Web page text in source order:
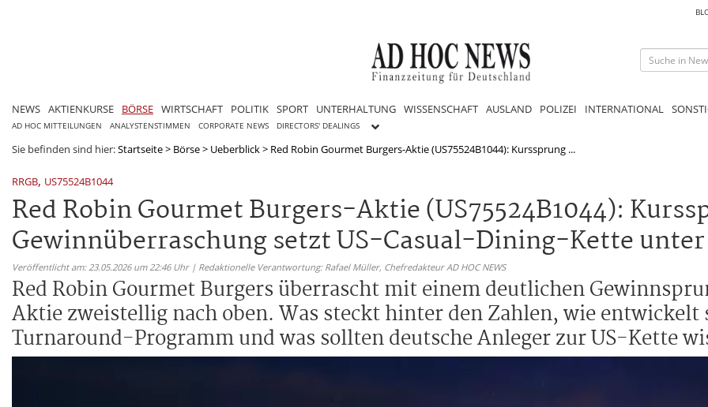
NEWS AKTIENKURSE BÖRSE WIRTSCHAFT POLITIK SPORT UNTERHALTUNG WISSENSCHAFT AUSLAND POLIZEI INTERNATIONAL
AD HOC MITTEILUNGEN ANALYSTENSTIMMEN CORPORATE NEWS DIRECTORS' DEALINGS
Sie befinden sind hier:Startseite> Börse> Ueberblick> Red Robin Gourmet Burgers-Aktie (US75524B1044): Kurssprung ...
RRGB, US75524B1044
Red Robin Gourmet Burgers-Aktie (US75524B1044):
Gewinnüberraschung setzt US-Casual-Dining-Kette
Veröffentlicht am: 23.05.2026 um 22:46 Uhr | Redaktionelle Verantwortung: Rafael Müller, Chefredakteur AD HOC NEWS
Red Robin Gourmet Burgers überrascht mit einem deutlichen
Aktie zweistellig nach oben. Was steckt hinter den Zahlen, wie entwickelt
Turnaround-Programm und was sollten deutsche Anleger zur US-Kette